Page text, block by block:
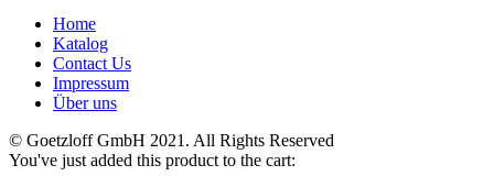
Home
Katalog
Contact Us
Impressum
Über uns
© Goetzloff GmbH 2021. All Rights Reserved
You've just added this product to the cart: